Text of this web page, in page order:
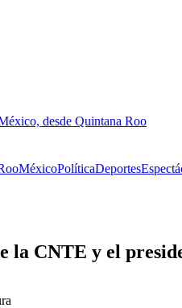
desde Quintana Roo
MéxicoPolíticaDeportes
la CNTE y el